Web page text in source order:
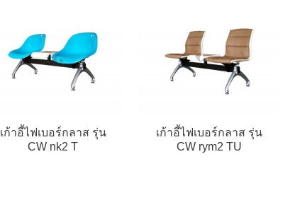
เก้าอี้ไฟเบอร์กลาส รุ่น
CW nk2 T
เก้าอี้ไฟเบอร์กลาส รุ่น
CW rym2 TU